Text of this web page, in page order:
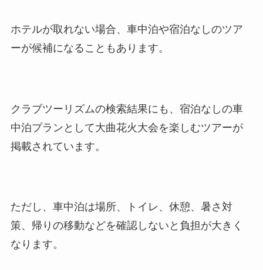
ホテルが取れない場合、車中泊や宿泊なしのツア
ーが候補になることもあります。
クラブツーリズムの検索結果にも、宿泊なしの車
中泊プランとして大曲花火大会を楽しむツアーが
掲載されています。
ただし、車中泊は場所、トイレ、休憩、暑さ対
策、帰りの移動などを確認しないと負担が大きく
なります。